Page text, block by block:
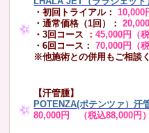
・初回トライアル：10,000
・通常価格（1回）：
・3回コース ：45,000円（
・6回コース：
70,000円（
※他施術との併用もご相談
【汗管腫】
POTENZA(ポテンツァ）汗
80,000円 （税込88,000円）